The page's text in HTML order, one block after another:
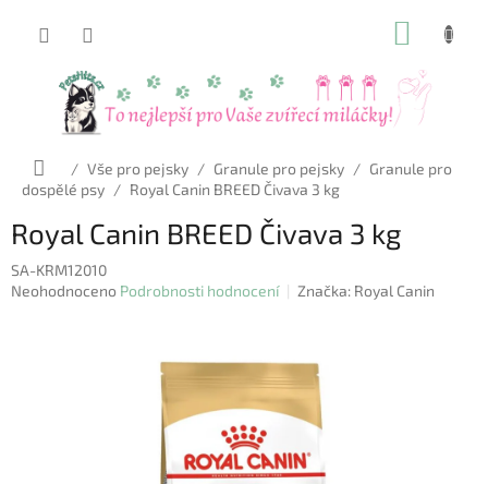
Domů
/ Vše pro pejsky / Granule pro pejsky / Granule pro
dospělé psy / Royal Canin BREED Čivava 3 kg
Royal Canin BREED Čivava 3 kg
SA-KRM12010
Průměrné
Neohodnoceno Podrobnosti hodnocení Značka: Royal Canin